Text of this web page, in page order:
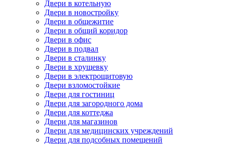
Двери в котельную
Двери в новостройку
Двери в общежитие
Двери в общий коридор
Двери в офис
Двери в подвал
Двери в сталинку
Двери в хрущевку
Двери в электрощитовую
Двери взломостойкие
Двери для гостиниц
Двери для загородного дома
Двери для коттеджа
Двери для магазинов
Двери для медицинских учреждений
Двери для подсобных помещений